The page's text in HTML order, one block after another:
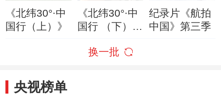
《北纬30°·中
国行（上）》
《北纬30°·中
国行 （下）
纪录片《航拍
中国》第三季
换一批
央视榜单